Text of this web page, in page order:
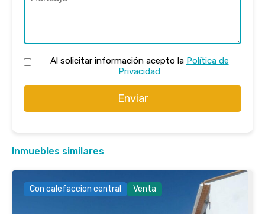
Al solicitar información acepto la Política de
Privacidad
Enviar
Inmuebles similares
Con calefaccion central Venta